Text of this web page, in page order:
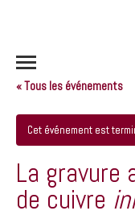
« Tous les événements
Cet événement est
La gravure
de cuivre